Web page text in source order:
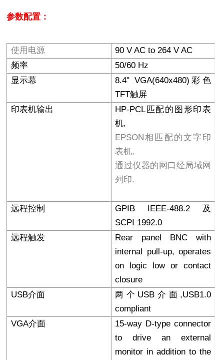
参数配置：
使用电源
90 V AC to 264 V AC
频率
50/60 Hz
显示幕
8.4" VGA(640x480) 彩色
TFT触屏
印表机输出
HP-PCL 匹配的图形印表
机,
EPSON相匹配的文字印
表机,
通过仪器的网口经局域网
列印.
远程控制 GPIB IEEE-488.2 及
SCPI 1992.0
远程触发
Rear panel BNC with
internal pull-up, operates
on logic low or contact
closure
USB介面
两个USB介面,USB1.0
compliant
VGA介面
15-way D-type connector
to drive an external
monitor in addition to the